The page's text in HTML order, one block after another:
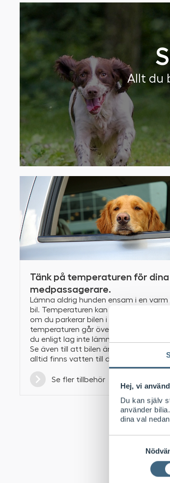
Hej, vi
Du kan själv
använder
dina val
Allt du
Tänk på temperaturen för dina
medpassagerare.
Lämna aldrig hunden ensam i en varm
bil. Temperaturen kan stiga mycket
om du parkerar bilen i skugga. Är det
temperaturen går över +25°C eller
du enligt lag inte lämna hunden i bilen
Se även till att bilen är välventilerad
alltid finns vatten till din trogna vän.
Se fler tillbehör